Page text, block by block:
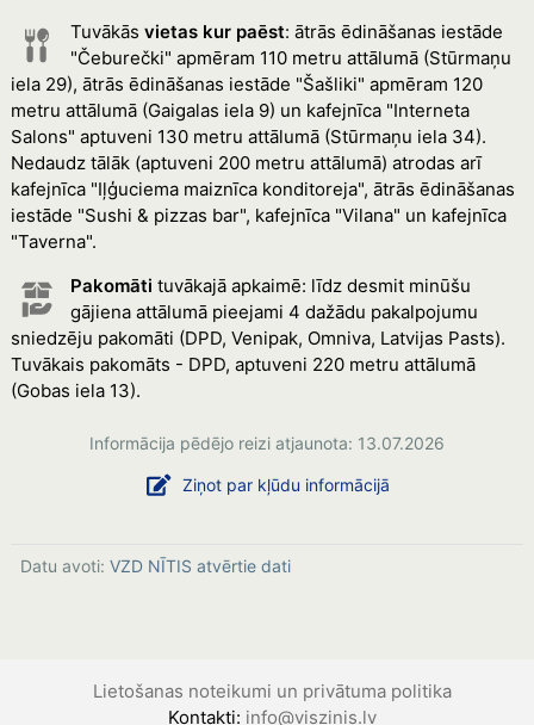
Tuvākās vietas kur paēst: ātrās ēdināšanas iestāde
"Čeburečki" apmēram 110 metru attālumā (Stūrmaņu
iela 29), ātrās ēdināšanas iestāde "Šašliki" apmēram 120
metru attālumā (Gaigalas iela 9) un kafejnīca "Interneta
Salons" aptuveni 130 metru attālumā (Stūrmaņu iela 34).
Nedaudz tālāk (aptuveni 200 metru attālumā) atrodas arī
kafejnīca "Iļģuciema maiznīca konditoreja", ātrās ēdināšanas
iestāde "Sushi & pizzas bar", kafejnīca "Vilana" un kafejnīca
"Taverna".
Pakomāti tuvākajā apkaimē: līdz desmit minūšu
gājiena attālumā pieejami 4 dažādu pakalpojumu
sniedzēju pakomāti (DPD, Venipak, Omniva, Latvijas Pasts).
Tuvākais pakomāts - DPD, aptuveni 220 metru attālumā
(Gobas iela 13).
Informācija pēdējo reizi atjaunota: 13.07.2026
Ziņot par kļūdu informācijā
Datu avoti: VZD NĪTIS atvērtie dati
Lietošanas noteikumi un privātuma politika
Kontakti: info@viszinis.lv